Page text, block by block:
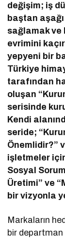
değişim; iş
baştan
sağlamak ve
evrimini
yepyeni bir
Türkiye
tarafından
oluşan
serisinde
Kendi
seride;
Önemlidir?”
işletmeler
Sosyal
Üretimi” ve
bir vizyonla
Markaların
bir departman